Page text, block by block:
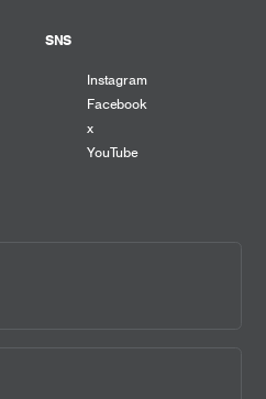
SNS
Instagram
Facebook
x
YouTube